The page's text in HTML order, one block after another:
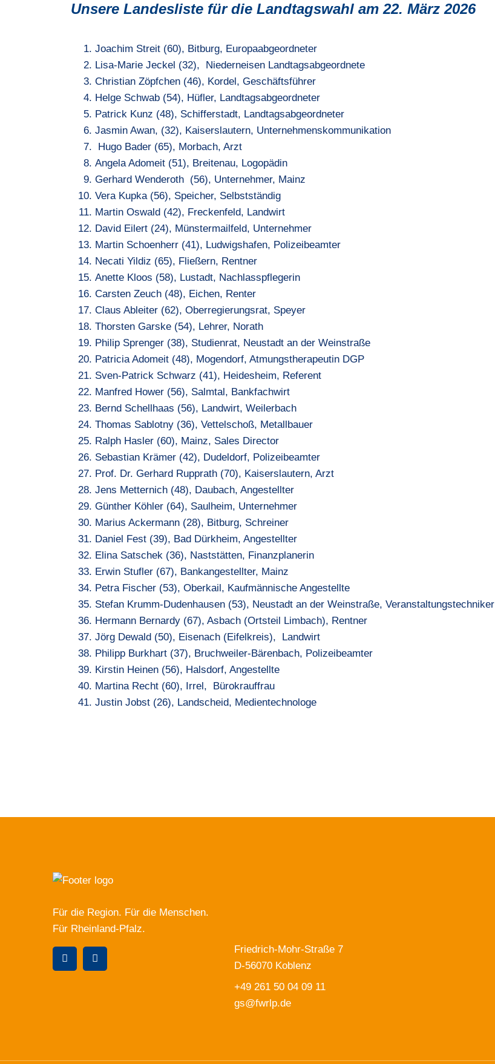
Unsere Landesliste für die Landtagswahl am 22. März 2026
Joachim Streit (60), Bitburg, Europaabgeordneter
Lisa-Marie Jeckel (32), Niederneisen Landtagsabgeordnete
Christian Zöpfchen (46), Kordel, Geschäftsführer
Helge Schwab (54), Hüfler, Landtagsabgeordneter
Patrick Kunz (48), Schifferstadt, Landtagsabgeordneter
Jasmin Awan, (32), Kaiserslautern, Unternehmenskommunikation
Hugo Bader (65), Morbach, Arzt
Angela Adomeit (51), Breitenau, Logopädin
Gerhard Wenderoth (56), Unternehmer, Mainz
Vera Kupka (56), Speicher, Selbstständig
Martin Oswald (42), Freckenfeld, Landwirt
David Eilert (24), Münstermailfeld, Unternehmer
Martin Schoenherr (41), Ludwigshafen, Polizeibeamter
Necati Yildiz (65), Fließern, Rentner
Anette Kloos (58), Lustadt, Nachlasspflegerin
Carsten Zeuch (48), Eichen, Renter
Claus Ableiter (62), Oberregierungsrat, Speyer
Thorsten Garske (54), Lehrer, Norath
Philip Sprenger (38), Studienrat, Neustadt an der Weinstraße
Patricia Adomeit (48), Mogendorf, Atmungstherapeutin DGP
Sven-Patrick Schwarz (41), Heidesheim, Referent
Manfred Hower (56), Salmtal, Bankfachwirt
Bernd Schellhaas (56), Landwirt, Weilerbach
Thomas Sablotny (36), Vettelschoß, Metallbauer
Ralph Hasler (60), Mainz, Sales Director
Sebastian Krämer (42), Dudeldorf, Polizeibeamter
Prof. Dr. Gerhard Rupprath (70), Kaiserslautern, Arzt
Jens Metternich (48), Daubach, Angestellter
Günther Köhler (64), Saulheim, Unternehmer
Marius Ackermann (28), Bitburg, Schreiner
Daniel Fest (39), Bad Dürkheim, Angestellter
Elina Satschek (36), Naststätten, Finanzplanerin
Erwin Stufler (67), Bankangestellter, Mainz
Petra Fischer (53), Oberkail, Kaufmännische Angestellte
Stefan Krumm-Dudenhausen (53), Neustadt an der Weinstraße, Veranstaltungstechniker
Hermann Bernardy (67), Asbach (Ortsteil Limbach), Rentner
Jörg Dewald (50), Eisenach (Eifelkreis), Landwirt
Philipp Burkhart (37), Bruchweiler-Bärenbach, Polizeibeamter
Kirstin Heinen (56), Halsdorf, Angestellte
Martina Recht (60), Irrel, Bürokrauffrau
Justin Jobst (26), Landscheid, Medientechnologe
Für die Region. Für die Menschen.
Für Rheinland-Pfalz.
Friedrich-Mohr-Straße 7
D-56070 Koblenz
+49 261 50 04 09 11
gs@fwrlp.de